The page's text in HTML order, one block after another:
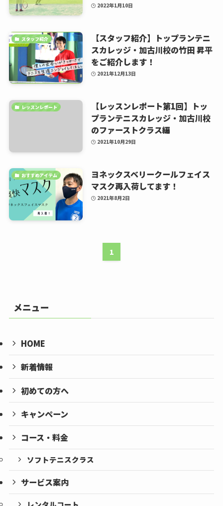
2022年1月10日
スタッフ紹介
【スタッフ紹介】トップランテニ
スカレッジ・加古川校の竹田 昇平
をご紹介します！
2021年12月13日
レッスンレポート
【レッスンレポート第1回】トッ
プランテニスカレッジ・加古川校
のファーストクラス編
2021年10月29日
おすすめアイテム
ヨネックスベリークールフェイス
マスク再入荷してます！
2021年8月2日
1
メニュー
HOME
新着情報
初めての方へ
キャンペーン
コース・料金
ソフトテニスクラス
サービス案内